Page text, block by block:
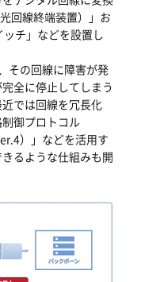
回線終端装置）」お
チ」などを設置し
その回線に障害が発
全に停止してしまう
では回線を冗長化
御プロトコル
）」などを活用す
るような仕組みも開